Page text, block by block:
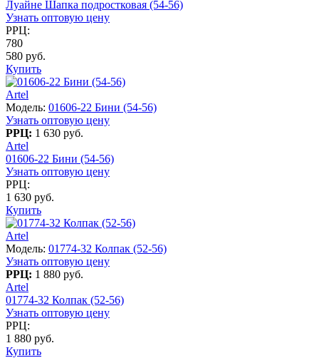
Луайне Шапка подростковая (54-56)
Узнать оптовую цену
РРЦ:
780
580 руб.
Купить
Artel
Модель: 01606-22 Бини (54-56)
Узнать оптовую цену
РРЦ: 1 630 руб.
Artel
01606-22 Бини (54-56)
Узнать оптовую цену
РРЦ:
1 630 руб.
Купить
Artel
Модель: 01774-32 Колпак (52-56)
Узнать оптовую цену
РРЦ: 1 880 руб.
Artel
01774-32 Колпак (52-56)
Узнать оптовую цену
РРЦ:
1 880 руб.
Купить